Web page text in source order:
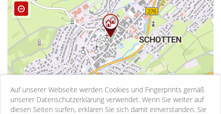
Auf unserer Webseite werden Cookies und Fingerprints gemäß
unserer Datenschutzerklärung verwendet. Wenn Sie weiter auf
diesen Seiten surfen, erklären Sie sich damit einverstanden. Sie